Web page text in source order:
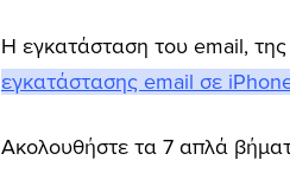
Η εγκατάσταση του email,
εγκατάστασης email σε
Ακολουθήστε τα 7 απλά